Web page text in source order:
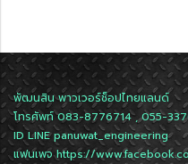
พัฒนสิน พาวเวอร์ช็อปไทยแลนด์
โทรศัพท์ 083-8776714 , 055-
ID LINEpanuwat_engineering
แฟนเพจhttps://